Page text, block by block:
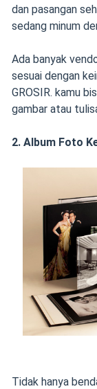
dan pasangan
sedang minum
Ada banyak
sesuai dengan
GROSIR. kamu
gambar atau
2. Album Foto
Tidak hanya